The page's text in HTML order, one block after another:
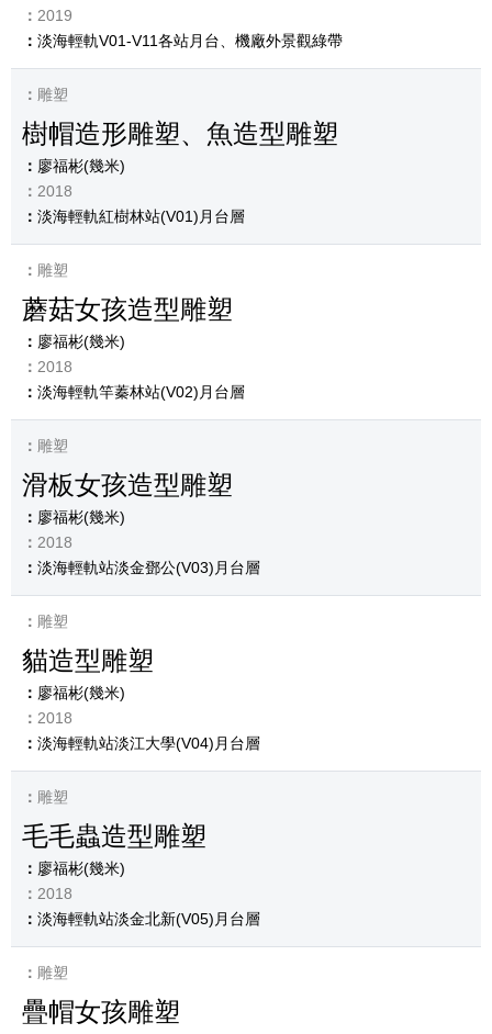
2019
淡海輕軌V01-V11各站月台、機廠外景觀綠帶
雕塑
樹帽造形雕塑、魚造型雕塑
廖福彬(幾米)
2018
淡海輕軌紅樹林站(V01)月台層
雕塑
蘑菇女孩造型雕塑
廖福彬(幾米)
2018
淡海輕軌竿蓁林站(V02)月台層
雕塑
滑板女孩造型雕塑
廖福彬(幾米)
2018
淡海輕軌站淡金鄧公(V03)月台層
雕塑
貓造型雕塑
廖福彬(幾米)
2018
淡海輕軌站淡江大學(V04)月台層
雕塑
毛毛蟲造型雕塑
廖福彬(幾米)
2018
淡海輕軌站淡金北新(V05)月台層
雕塑
疊帽女孩雕塑